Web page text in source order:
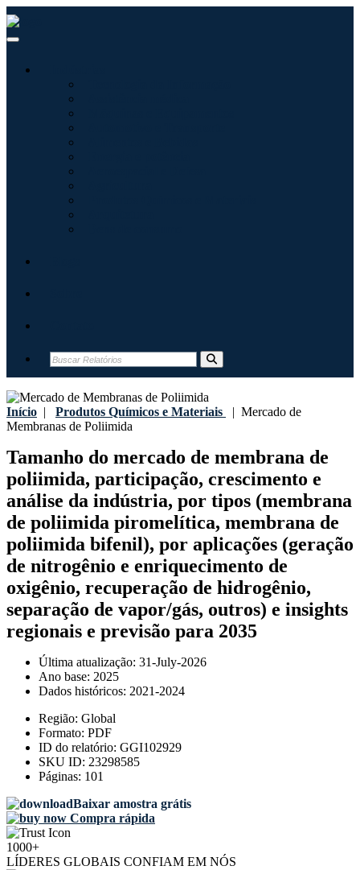
Início | Produtos Químicos e Materiais | Mercado de
Membranas de Poliimida
Tamanho do mercado de membrana de
poliimida, participação, crescimento e
análise da indústria, por tipos (membrana
de poliimida piromelítica, membrana de
poliimida bifenil), por aplicações (geração
de nitrogênio e enriquecimento de
oxigênio, recuperação de hidrogênio,
separação de vapor/gás, outros) e insights
regionais e previsão para 2035
Última atualização: 31-July-2026
Ano base: 2025
Dados históricos: 2021-2024
Região: Global
Formato: PDF
ID do relatório: GGI102929
SKU ID: 23298585
Páginas: 101
Baixar amostra grátis
Compra rápida
1000+
LÍDERES GLOBAIS CONFIAM EM NÓS